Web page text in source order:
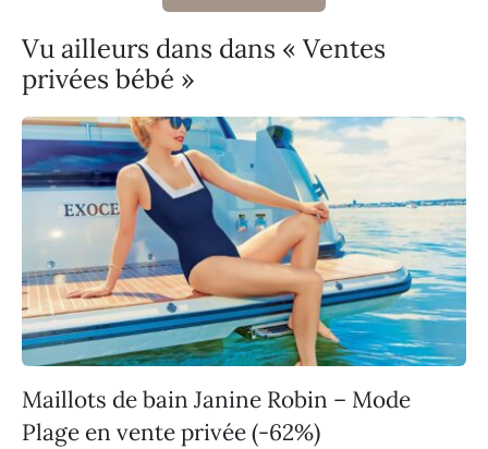
Vu ailleurs dans dans « Ventes
privées bébé »
Maillots de bain Janine Robin – Mode
Plage en vente privée (-62%)